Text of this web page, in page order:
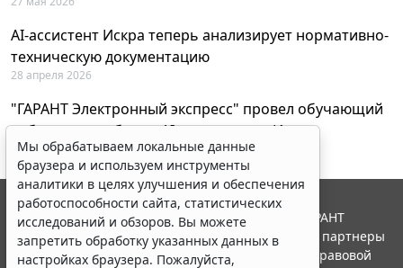
AI-ассистент Искра теперь анализирует нормативно-
техническую документацию
28 апреля 2026
"ГАРАНТ Электронный экспресс" провел обучающий
вебинар по работе с AI-ассистентом Искра
23 апреля 2026
Мы обрабатываем локальные данные
браузера и используем инструменты
аналитики в целях улучшения и обеспечения
работоспособности сайта, статистических
исследований и обзоров. Вы можете
запретить обработку указанных данных в
настройках браузера. Пожалуйста,
© ООО "НПП "ГАРАНТ-СЕРВИС", 2026. Система ГАРАНТ
выпускается с 1990 года. Компания "Гарант" и ее партнеры
являются участниками Российской ассоциации правовой